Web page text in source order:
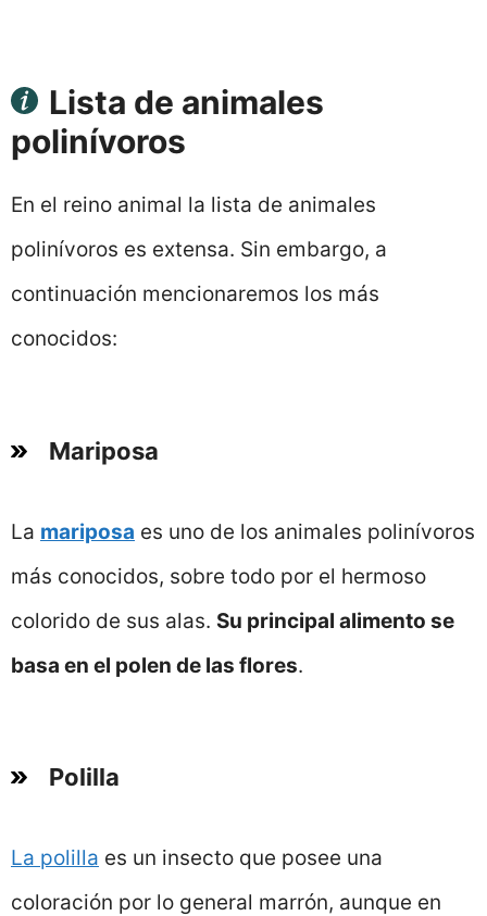
Lista de animales
polinívoros
En el reino animal la lista de animales
polinívoros es extensa. Sin embargo, a
continuación mencionaremos los más
conocidos:
Mariposa
La mariposa es uno de los animales polinívoros
más conocidos, sobre todo por el hermoso
colorido de sus alas. Su principal alimento se
basa en el polen de las flores.
Polilla
La polilla es un insecto que posee una
coloración por lo general marrón, aunque en